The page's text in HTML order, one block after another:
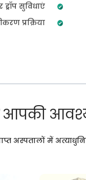
सुविधाएं
प्रक्रिया
आपकी
अस्पतालों में